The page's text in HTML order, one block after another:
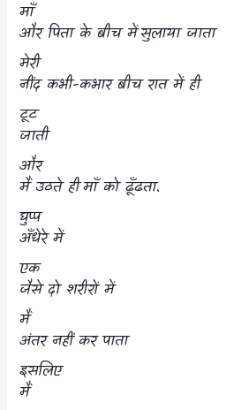
माँ
और पिता के बीच मेंसुलाया जाता
मेरी
नींद कभी-कभार बीच रात में ही
टूट
जाती
और
मैं उठते हीमाँ को ढूँढता.
घुप्प
अँधेरे में
एक
जैसे दो शरीरों में
मैं
अंतर नहीं कर पाता
इसलिए
मैं